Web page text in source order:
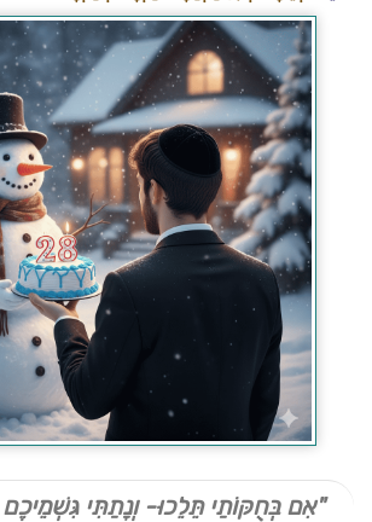
"אִם בְּחֻקּוֹתַי תֵּלֵכוּ- וְנָתַתִּי